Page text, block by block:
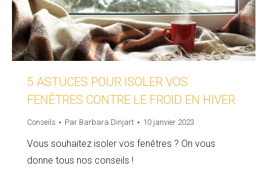
5 ASTUCES POUR ISOLER VOS
FENÊTRES CONTRE LE FROID EN HIVER
Conseils Par Barbara Dinjart 10 janvier 2023
Vous souhaitez isoler vos fenêtres ? On vous
donne tous nos conseils !